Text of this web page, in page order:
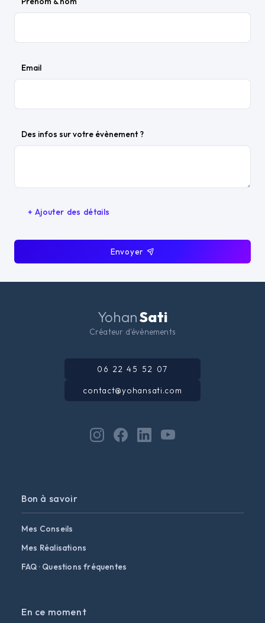
Email
Des infos sur votre évènement ?
+ Ajouter des détails
Envoyer
YohanSati
Créateur d'évènements
06 22 45 52 07
contact@yohansati.com
Bon à savoir
Mes Conseils
Mes Réalisations
FAQ · Questions fréquentes
En ce moment